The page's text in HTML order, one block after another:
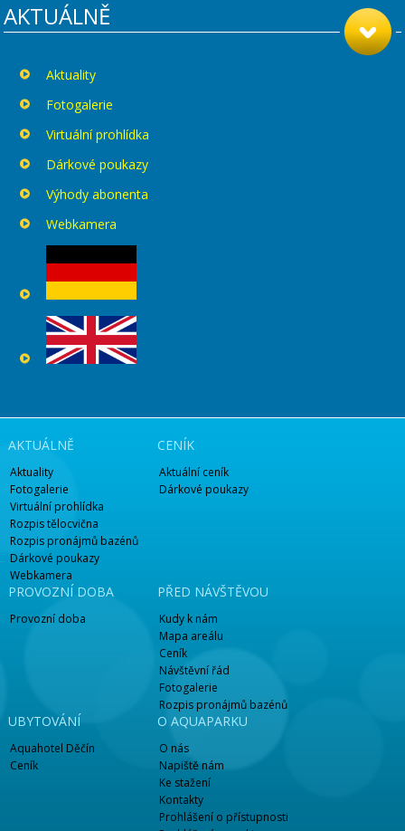
AKTUÁLNĚ
Aktuality
Fotogalerie
Virtuální prohlídka
Dárkové poukazy
Výhody abonenta
Webkamera
AKTUÁLNĚ
Aktuality
Fotogalerie
Virtuální prohlídka
Rozpis tělocvična
Rozpis pronájmů bazénů
Dárkové poukazy
Webkamera
CENÍK
Aktuální ceník
Dárkové poukazy
PROVOZNÍ DOBA
Provozní doba
PŘED NÁVŠTĚVOU
Kudy k nám
Mapa areálu
Ceník
Návštěvní řád
Fotogalerie
Rozpis pronájmů bazénů
UBYTOVÁNÍ
Aquahotel Děčín
Ceník
O AQUAPARKU
O nás
Napiště nám
Ke stažení
Kontakty
Prohlášení o přístupnosti